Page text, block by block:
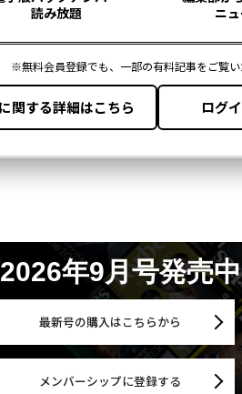
2026年9月号発売中
最新号の購入はこちらから
メンバーシップに登録する